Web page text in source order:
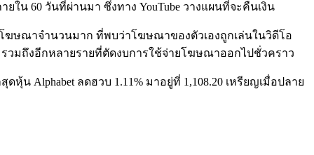
ใน 60 วันที่ผ่านมา ซึ่งทาง YouTube วางแผนที่จะคืนเงิน
ฆษณาจำนวนมาก ที่พบว่าโฆษณาของตัวเองถูกเล่นในวิดีโอ
รวมถึงอีกหลายรายที่ตัดงบการใช้จ่ายโฆษณาออกไปชั่วคราว
น Alphabet ลดฮวบ 1.11% มาอยู่ที่ 1,108.20 เหรียญเมื่อปลาย